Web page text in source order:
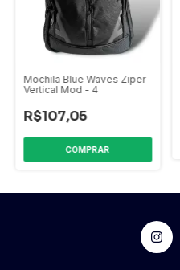
Mochila Blue Waves Ziper
Vertical Mod - 4
R$107,05